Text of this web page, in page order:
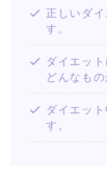
正しいダ
す。
ダイエッ
どんなも
ダイエッ
す。